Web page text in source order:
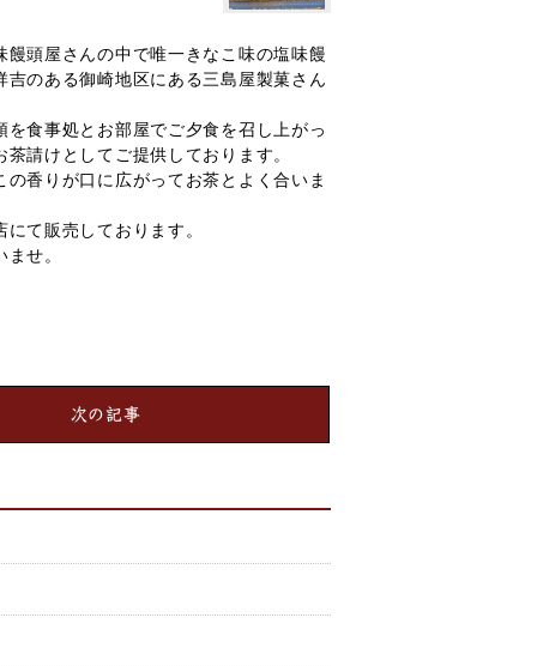
饅頭屋さんの中で唯一きなこ味の塩味饅
吉のある御崎地区にある三島屋製菓さん
を食事処とお部屋でご夕食を召し上がっ
請けとしてご提供しております。
の香りが口に広がってお茶とよく合いま
て販売しております。
せ。
次の記事